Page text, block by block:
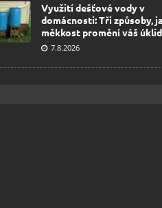
Využití dešťové vody v
domácnosti: Tři způsoby,
měkkost promění váš úklid
7.8.2026